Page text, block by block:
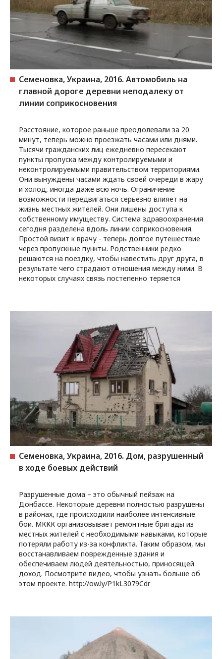
Семеновка, Украина, 2016. Автомобиль на
главной дороге деревни неподалеку от
линии соприкосновения
Расстояние, которое раньше преодолевали за 20
минут, теперь можно проезжать часами или днями.
Тысячи гражданских лиц ежедневно пересекают
пункты пропуска между контролируемыми и
неконтролируемыми правительством территориями.
Они вынуждены часами ждать своей очереди в жару
и холод, иногда даже всю ночь. Ограничение
возможности передвигаться серьезно влияет на
жизнь местных жителей. Они лишены доступа к
собственному имуществу. Система здравоохранения
сегодня разделена вдоль линии соприкосновения.
Простой визит к врачу - теперь долгое путешествие
через пропускные пункты. Родственники редко
решаются на поездку, чтобы навестить друг друга, в
результате чего страдают отношения между ними. В
некоторых случаях связь постепенно теряется
Семеновка, Украина, 2016. Дом, разрушенный
в ходе боевых действий
Разрушенные дома – это обычный пейзаж на
Донбассе. Некоторые деревни полностью разрушены
в районах, где происходили наиболее интенсивные
бои. МККК организовывает ремонтные бригады из
местных жителей с необходимыми навыками, которые
потеряли работу из-за конфликта. Таким образом, мы
восстанавливаем поврежденные здания и
обеспечиваем людей деятельностью, приносящей
доход. Посмотрите видео, чтобы узнать больше об
этом проекте. http://ow.ly/P1kL3079Cdr